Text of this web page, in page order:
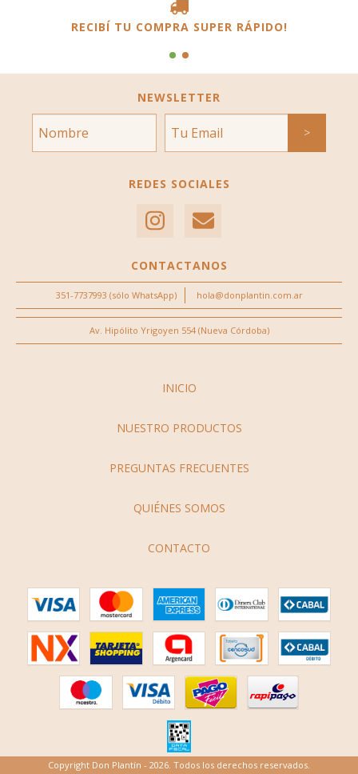
RECIBÍ TU COMPRA SUPER RÁPIDO!
NEWSLETTER
REDES SOCIALES
CONTACTANOS
351-7737993 (sólo WhatsApp) hola@donplantin.com.ar
Av. Hipólito Yrigoyen 554 (Nueva Córdoba)
INICIO
NUESTRO PRODUCTOS
PREGUNTAS FRECUENTES
QUIÉNES SOMOS
CONTACTO
Copyright Don Plantín - 2026. Todos los derechos reservados.